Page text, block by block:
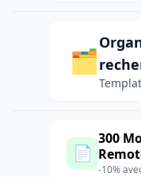
🗂️
📄
300
-10%